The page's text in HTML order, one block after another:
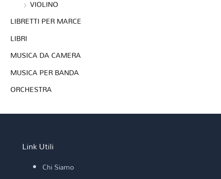
VIOLINO
LIBRETTI PER MARCE
LIBRI
MUSICA DA CAMERA
MUSICA PER BANDA
ORCHESTRA
Link Utili
Chi Siamo